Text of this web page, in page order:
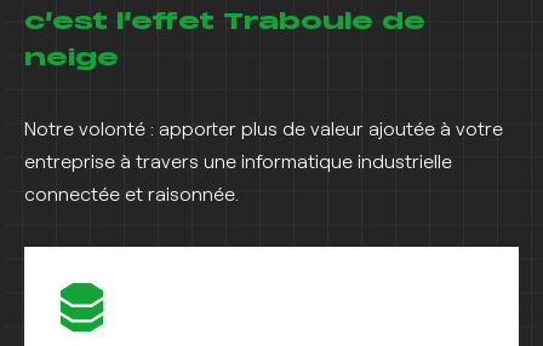
c’est l’effet Traboule de
neige
Notre volonté : apporter plus de valeur ajoutée à votre
entreprise à travers une informatique industrielle
connectée et raisonnée.